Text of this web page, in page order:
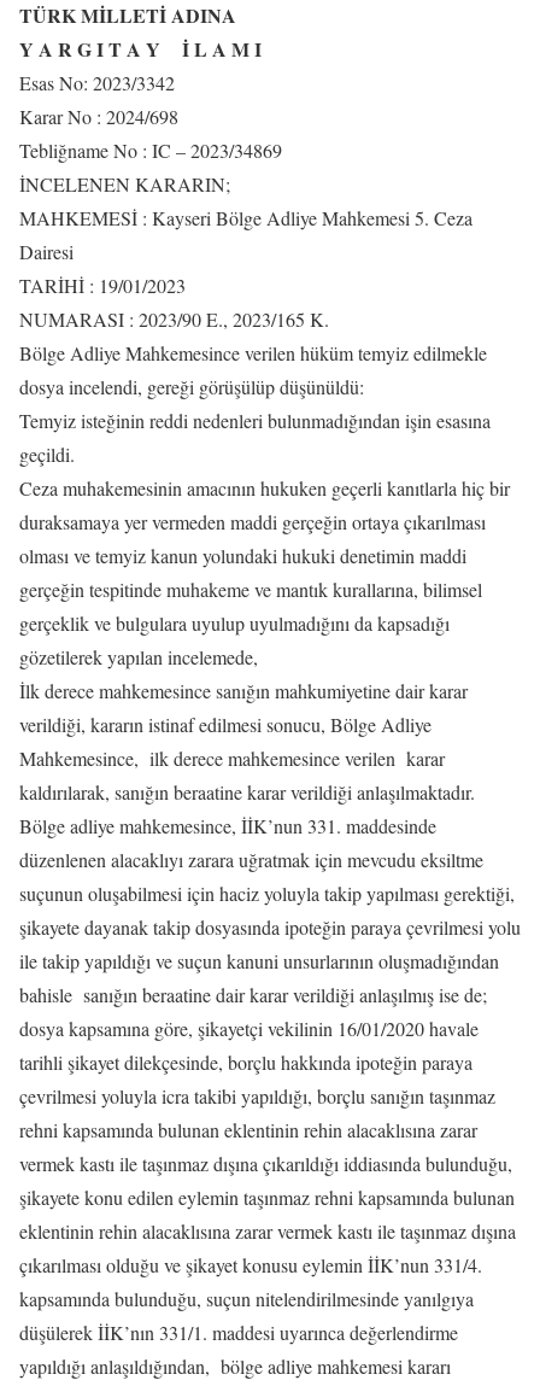
TÜRK MİLLETİ ADINA
Y A R G I T A Y İ L A M I
Esas No: 2023/3342
Karar No : 2024/698
Tebliğname No : IC – 2023/34869
İNCELENEN KARARIN;
MAHKEMESİ : Kayseri Bölge Adliye Mahkemesi 5. Ceza
Dairesi
TARİHİ : 19/01/2023
NUMARASI : 2023/90 E., 2023/165 K.
Bölge Adliye Mahkemesince verilen hüküm temyiz edilmekle
dosya incelendi, gereği görüşülüp düşünüldü:
Temyiz isteğinin reddi nedenleri bulunmadığından işin esasına
geçildi.
Ceza muhakemesinin amacının hukuken geçerli kanıtlarla hiç bir
duraksamaya yer vermeden maddi gerçeğin ortaya çıkarılması
olması ve temyiz kanun yolundaki hukuki denetimin maddi
gerçeğin tespitinde muhakeme ve mantık kurallarına, bilimsel
gerçeklik ve bulgulara uyulup uyulmadığını da kapsadığı
gözetilerek yapılan incelemede,
İlk derece mahkemesince sanığın mahkumiyetine dair karar
verildiği, kararın istinaf edilmesi sonucu, Bölge Adliye
Mahkemesince, ilk derece mahkemesince verilen karar
kaldırılarak, sanığın beraatine karar verildiği anlaşılmaktadır.
Bölge adliye mahkemesince, İİK’nun 331. maddesinde
düzenlenen alacaklıyı zarara uğratmak için mevcudu eksiltme
suçunun oluşabilmesi için haciz yoluyla takip yapılması gerektiği,
şikayete dayanak takip dosyasında ipoteğin paraya çevrilmesi yolu
ile takip yapıldığı ve suçun kanuni unsurlarının oluşmadığından
bahisle sanığın beraatine dair karar verildiği anlaşılmış ise de;
dosya kapsamına göre, şikayetçi vekilinin 16/01/2020 havale
tarihli şikayet dilekçesinde, borçlu hakkında ipoteğin paraya
çevrilmesi yoluyla icra takibi yapıldığı, borçlu sanığın taşınmaz
rehni kapsamında bulunan eklentinin rehin alacaklısına zarar
vermek kastı ile taşınmaz dışına çıkarıldığı iddiasında bulunduğu,
şikayete konu edilen eylemin taşınmaz rehni kapsamında bulunan
eklentinin rehin alacaklısına zarar vermek kastı ile taşınmaz dışına
çıkarılması olduğu ve şikayet konusu eylemin İİK’nun 331/4.
kapsamında bulunduğu, suçun nitelendirilmesinde yanılgıya
düşülerek İİK’nın 331/1. maddesi uyarınca değerlendirme
yapıldığı anlaşıldığından, bölge adliye mahkemesi kararı